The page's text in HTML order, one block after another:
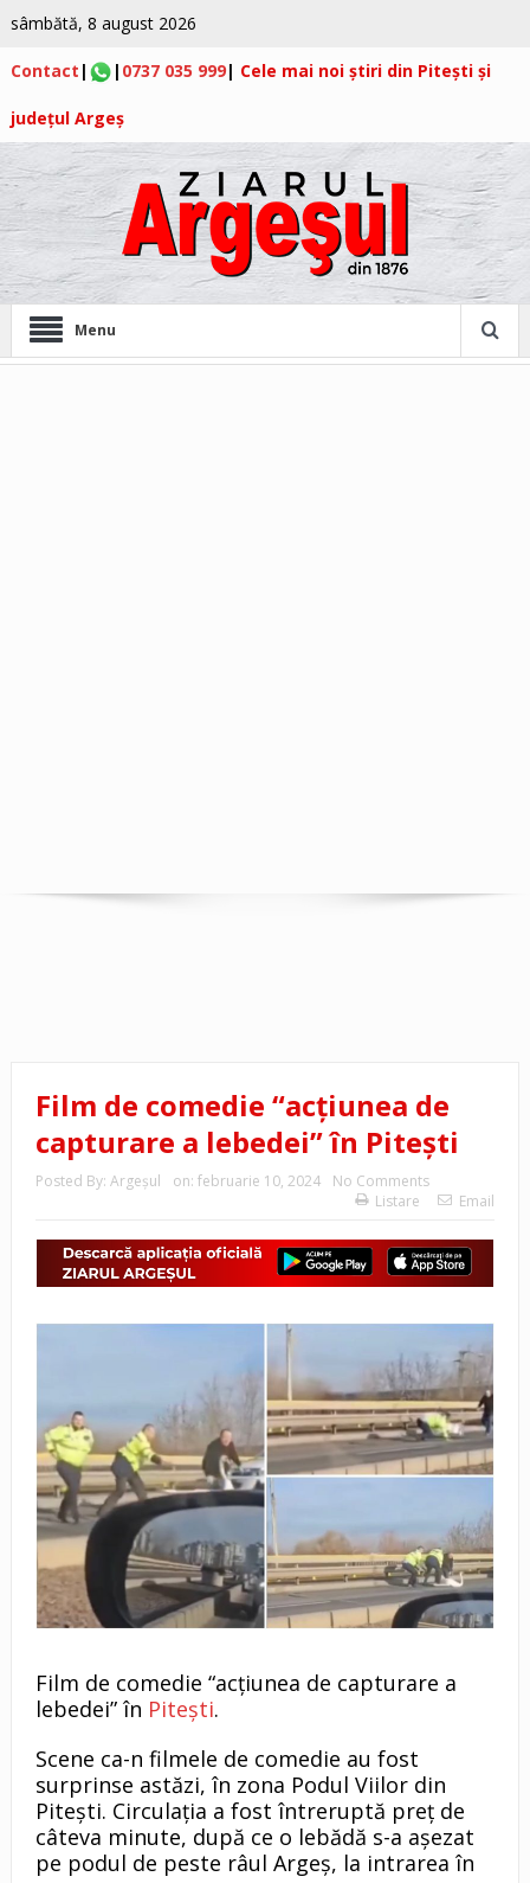
sâmbătă, 8 august 2026
Contact | | 0737 035 999| Cele mai noi știri din Pitești și
județul Argeș
Menu
Film de comedie “acțiunea de
capturare a lebedei” în Pitești
Posted By: Argeşul on: februarie 10, 2024
No Comments
Listare
Email
Film de comedie “acțiunea de capturare a
lebedei” în Pitești.
Scene ca-n filmele de comedie au fost
surprinse astăzi, în zona Podul Viilor din
Pitești. Circulația a fost întreruptă preţ de
câteva minute, după ce o lebădă s-a aşezat
pe podul de peste râul Argeș, la intrarea în